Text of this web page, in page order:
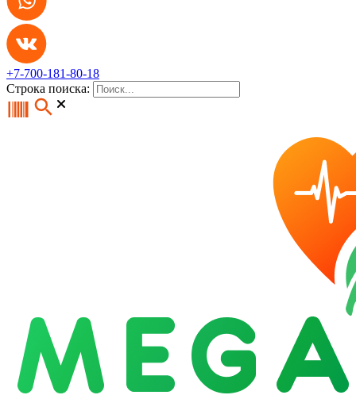
+7-700-181-80-18
Строка поиска: